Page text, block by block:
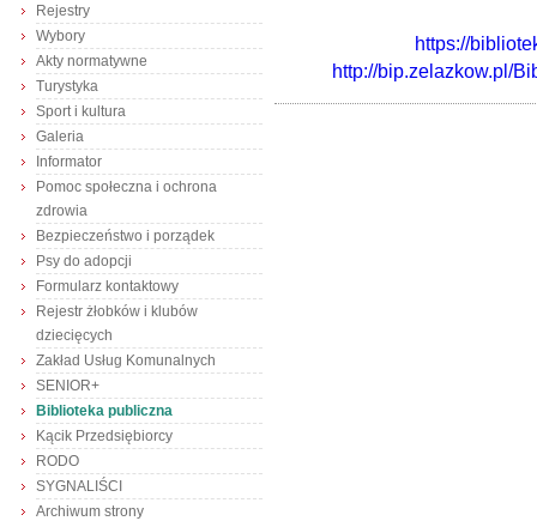
Rejestry
Wybory
Akty normatywne
Turystyka
Sport i kultura
Galeria
Informator
Pomoc społeczna i ochrona
zdrowia
Bezpieczeństwo i porządek
Psy do adopcji
Formularz kontaktowy
Rejestr żłobków i klubów
dziecięcych
Zakład Usług Komunalnych
SENIOR+
Biblioteka publiczna
Kącik Przedsiębiorcy
RODO
SYGNALIŚCI
Archiwum strony
https://
http://bip.zelazkow.pl/